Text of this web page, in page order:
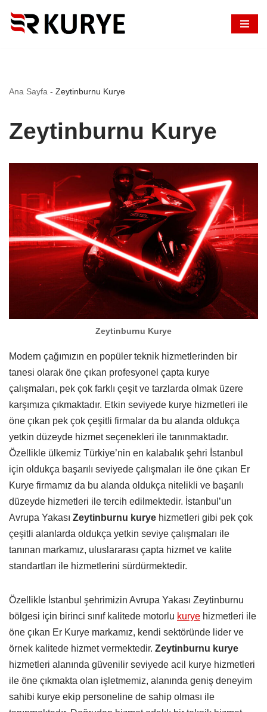
İçeriğe
Ana Sayfa - Zeytinburnu Kurye
Zeytinburnu Kurye
Zeytinburnu Kurye
Modern çağımızın en popüler teknik hizmetlerinden bir
tanesi olarak öne çıkan profesyonel çapta kurye
çalışmaları, pek çok farklı çeşit ve tarzlarda olmak üzere
karşımıza çıkmaktadır. Etkin seviyede kurye hizmetleri ile
öne çıkan pek çok çeşitli firmalar da bu alanda oldukça
yetkin düzeyde hizmet seçenekleri ile tanınmaktadır.
Özellikle ülkemiz Türkiye’nin en kalabalık şehri İstanbul
için oldukça başarılı seviyede çalışmaları ile öne çıkan Er
Kurye firmamız da bu alanda oldukça nitelikli ve başarılı
düzeyde hizmetleri ile tercih edilmektedir. İstanbul’un
Avrupa Yakası Zeytinburnu kurye hizmetleri gibi pek çok
çeşitli alanlarda oldukça yetkin seviye çalışmaları ile
tanınan markamız, uluslararası çapta hizmet ve kalite
standartları ile hizmetlerini sürdürmektedir.
Özellikle İstanbul şehrimizin Avrupa Yakası Zeytinburnu
bölgesi için birinci sınıf kalitede motorlu kurye hizmetleri ile
öne çıkan Er Kurye markamız, kendi sektöründe lider ve
örnek kalitede hizmet vermektedir. Zeytinburnu kurye
hizmetleri alanında güvenilir seviyede acil kurye hizmetleri
ile öne çıkmakta olan işletmemiz, alanında geniş deneyim
sahibi kurye ekip personeline de sahip olması ile